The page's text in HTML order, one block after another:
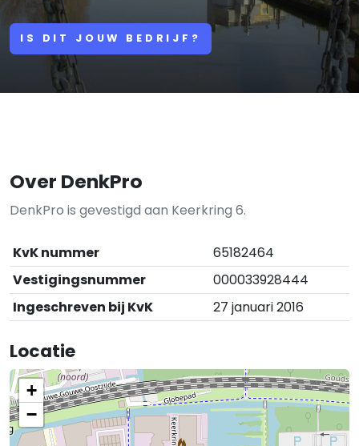
IS DIT JOUW BEDRIJF?
Over DenkPro
DenkPro is gevestigd aan Keerkring 6.
KvK nummer
65182464
Vestigingsnummer
000033928444
Ingeschreven bij KvK
27 januari 2016
Locatie
+
−